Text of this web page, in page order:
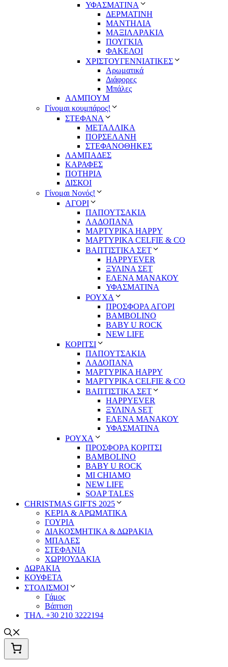
ΥΦΑΣΜΑΤΙΝA
ΔΕΡΜΑΤΙΝΗ
ΜΑΝΤΗΛΙΑ
ΜΑΞΙΛΑΡΑΚΙΑ
ΠΟΥΓΚΙΑ
ΦΑΚΕΛΟΙ
ΧΡΙΣΤΟΥΓΕΝΝΙΑΤΙΚΕΣ
Αρωματικά
Διάφορες
Μπάλες
ΑΛΜΠΟΥΜ
Γίνομαι κουμπάρος!
ΣΤΕΦΑΝΑ
ΜΕΤΑΛΛΙΚΑ
ΠΟΡΣΕΛΑΝΗ
ΣΤΕΦΑΝΟΘΗΚΕΣ
ΛΑΜΠΑΔΕΣ
ΚΑΡΑΦΕΣ
ΠΟΤΗΡΙΑ
ΔΙΣΚΟΙ
Γίνομαι Νονός!
ΑΓΟΡΙ
ΠΑΠΟΥΤΣΑΚΙΑ
ΛΑΔΟΠΑΝΑ
ΜΑΡΤΥΡΙΚΑ HAPPY
ΜΑΡΤΥΡΙΚΑ CELFIE & CO
ΒΑΠΤΙΣΤΙΚΑ ΣΕΤ
HAPPYEVER
ΞΥΛΙΝΑ ΣΕΤ
ΕΛΕΝΑ ΜΑΝΑΚΟΥ
ΥΦΑΣΜΑΤΙΝΑ
ΡΟΥΧΑ
ΠΡΟΣΦΟΡΑ ΑΓΟΡΙ
BAMBOLINO
BABY U ROCK
NEW LIFE
ΚΟΡΙΤΣΙ
ΠΑΠΟΥΤΣΑΚΙΑ
ΛΑΔΟΠΑΝΑ
ΜΑΡΤΥΡΙΚΑ HAPPY
ΜΑΡΤΥΡΙΚΑ CELFIE & CO
ΒΑΠΤΙΣΤΙΚΑ ΣΕΤ
HAPPYEVER
ΞΥΛΙΝΑ SET
ΕΛΕΝΑ ΜΑΝΑΚΟΥ
ΥΦΑΣΜΑΤΙΝΑ
ΡΟΥΧΑ
ΠΡΟΣΦΟΡΑ ΚΟΡΙΤΣΙ
BAMBOLINO
BABY U ROCK
MI CHIAMO
NEW LIFE
SOAP TALES
CHRISTMAS GIFTS 2025
ΚΕΡΙΑ & ΑΡΩΜΑΤΙΚΑ
ΓΟΥΡΙΑ
ΔΙΑΚΟΣΜΗΤΙΚΑ & ΔΩΡΑΚΙΑ
ΜΠΑΛΕΣ
ΣΤΕΦΑΝΙΑ
ΧΩΡΙΟΥΔΑΚΙΑ
ΔΩΡΑΚΙΑ
ΚΟΥΦΕΤΑ
ΣΤΟΛΙΣΜΟΙ
Γάμος
Βάπτιση
ΤΗΛ. +30 210 3222194